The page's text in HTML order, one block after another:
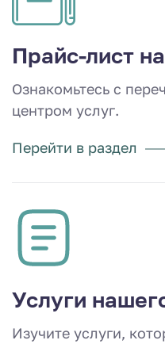
Прайс-лист
Ознакомьтесь с
центром услуг.
Перейти в раздел
Услуги
Изучите услуги,